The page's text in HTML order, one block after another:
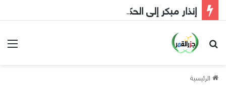
إنذار مبكر إلى الحكومة
بحث عن
الرئيسية